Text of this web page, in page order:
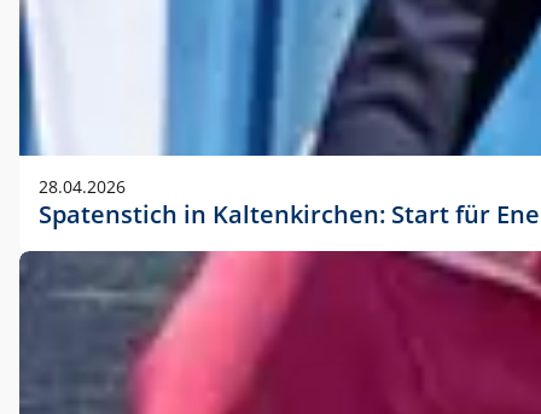
28.04.2026
Spatenstich in Kaltenkirchen: Start für